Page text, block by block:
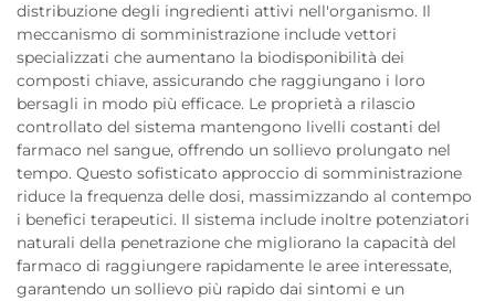
distribuzione degli ingredienti attivi nell'organismo. Il
meccanismo di somministrazione include vettori
specializzati che aumentano la biodisponibilità dei
composti chiave, assicurando che raggiungano i loro
bersagli in modo più efficace. Le proprietà a rilascio
controllato del sistema mantengono livelli costanti del
farmaco nel sangue, offrendo un sollievo prolungato nel
tempo. Questo sofisticato approccio di somministrazione
riduce la frequenza delle dosi, massimizzando al contempo
i benefici terapeutici. Il sistema include inoltre potenziatori
naturali della penetrazione che migliorano la capacità del
farmaco di raggiungere rapidamente le aree interessate,
garantendo un sollievo più rapido dai sintomi e un